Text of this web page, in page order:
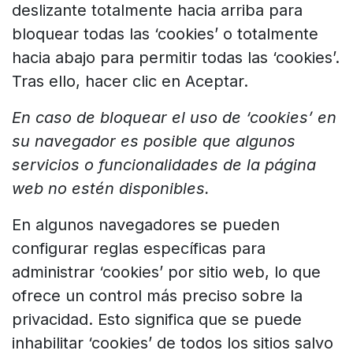
deslizante totalmente hacia arriba para
bloquear todas las ‘cookies’ o totalmente
hacia abajo para permitir todas las ‘cookies’.
Tras ello, hacer clic en Aceptar.
En caso de bloquear el uso de ‘cookies’ en
su navegador es posible que algunos
servicios o funcionalidades de la página
web no estén disponibles.
En algunos navegadores se pueden
configurar reglas específicas para
administrar ‘cookies’ por sitio web, lo que
ofrece un control más preciso sobre la
privacidad. Esto significa que se puede
inhabilitar ‘cookies’ de todos los sitios salvo